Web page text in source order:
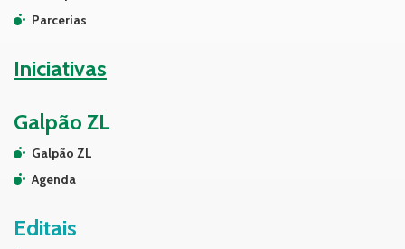
Parcerias
Iniciativas
Galpão ZL
Galpão ZL
Agenda
Editais